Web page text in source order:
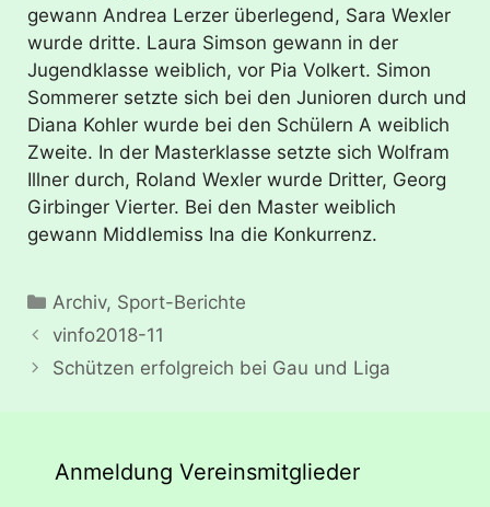
gewann Andrea Lerzer überlegend, Sara Wexler
wurde dritte. Laura Simson gewann in der
Jugendklasse weiblich, vor Pia Volkert. Simon
Sommerer setzte sich bei den Junioren durch und
Diana Kohler wurde bei den Schülern A weiblich
Zweite. In der Masterklasse setzte sich Wolfram
Illner durch, Roland Wexler wurde Dritter, Georg
Girbinger Vierter. Bei den Master weiblich
gewann Middlemiss Ina die Konkurrenz.
Kategorien
Archiv, Sport-Berichte
vinfo2018-11
Schützen erfolgreich bei Gau und Liga
Anmeldung Vereinsmitglieder